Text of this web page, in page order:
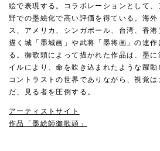
絵で表現する。コラボレーションとして
野での墨絵化で高い評価を得ている。海
ス、アメリカ、シンガポール、台湾、香
描く城「墨城画」や武将「墨将画」の連
る。御歌頭によって描かれた作品は、墨
イルにより、命を吹き込まれたような躍
コントラストの世界でありながら、視覚
だ、見る者を圧倒する。
アーティストサイト
作品「墨絵師御歌頭」